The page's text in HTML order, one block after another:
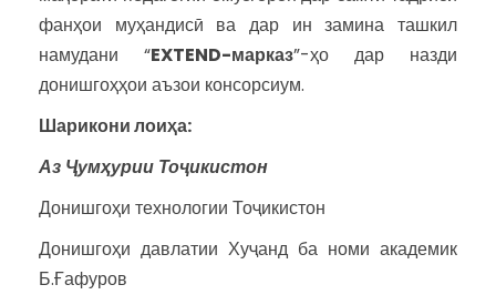
фанҳои муҳандисӣ ва дар ин замина ташкил
намудани “EXTEND-марказ”-ҳо дар назди
донишгоҳҳои аъзои консорсиум.
Шарикони лоиҳа:
Аз Ҷумҳурии Тоҷикистон
Донишгоҳи технологии Тоҷикистон
Донишгоҳи давлатии Хуҷанд ба номи академик
Б.Ғафуров